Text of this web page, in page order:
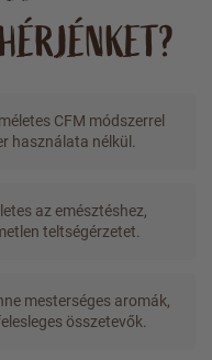
CFM módszerrel
használata nélkül.
az emésztéshez,
teltségérzetet.
mesterséges aromák,
összetevők.